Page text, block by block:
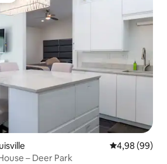
Gemiddelde
4,98 (99)
– Deer Park